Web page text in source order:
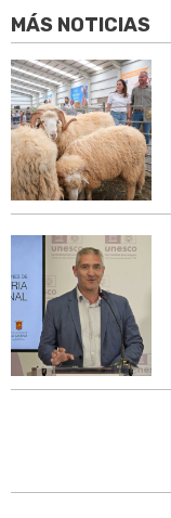
MÁS NOTICIAS